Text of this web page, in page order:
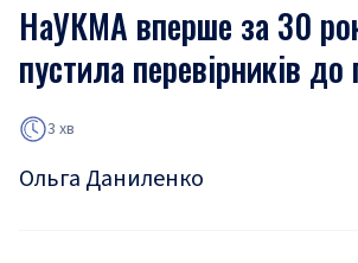
НаУКМА вперше за 30
пустила перевірників до
3 хв
Ольга Даниленко